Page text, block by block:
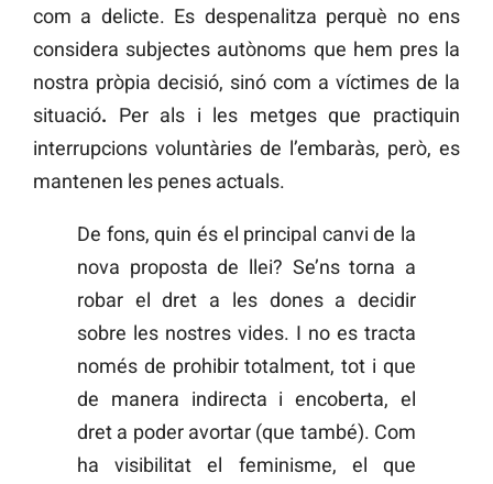
com a delicte. Es despenalitza perquè no ens
considera subjectes autònoms que hem pres la
nostra pròpia decisió, sinó com a víctimes de la
situació. Per als i les metges que practiquin
interrupcions voluntàries de l’embaràs, però, es
mantenen les penes actuals.
De fons, quin és el principal canvi de la
nova proposta de llei? Se’ns torna a
robar el dret a les dones a decidir
sobre les nostres vides. I no es tracta
només de prohibir totalment, tot i que
de manera indirecta i encoberta, el
dret a poder avortar (que també). Com
ha visibilitat el feminisme, el que